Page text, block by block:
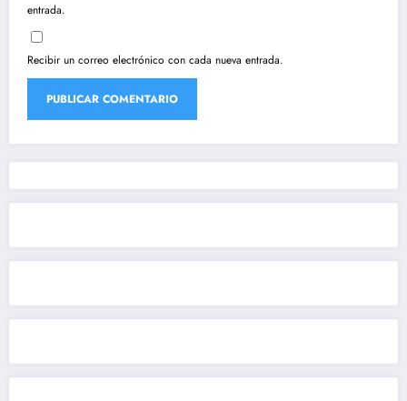
entrada.
Recibir un correo electrónico con cada nueva entrada.